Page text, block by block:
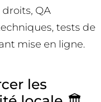
droits, QA
tests de
mise en ligne.
les